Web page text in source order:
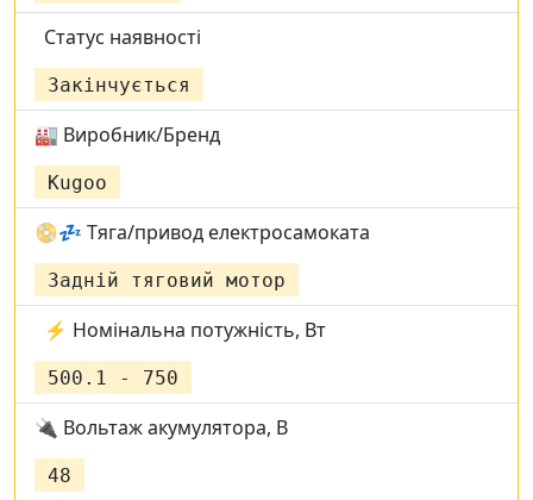
Статус наявності
Закінчується
🏭 Виробник/Бренд
Kugoo
📀💤 Тяга/привод електросамоката
Задній тяговий мотор
⚡ Номінальна потужність, Вт
500.1 - 750
🔌 Вольтаж акумулятора, В
48